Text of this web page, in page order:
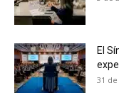
No te
El
31